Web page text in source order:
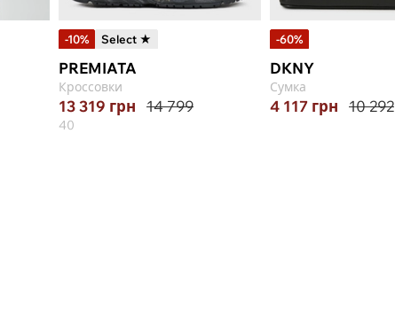
-10% Select ★
PREMIATA
Кроссовки
13 319 грн 14 799
40
-60%
DKNY
Сумка
4 117 грн 10 292